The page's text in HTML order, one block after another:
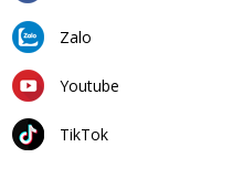
Zalo
Youtube
TikTok